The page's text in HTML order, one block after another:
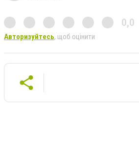
0,0
Авторизуйтесь, щоб оцінити